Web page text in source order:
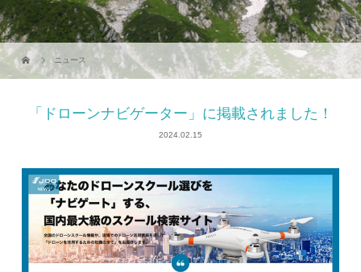
ニュース
「ドローンナビゲーター」に掲載されました！
2024.02.15